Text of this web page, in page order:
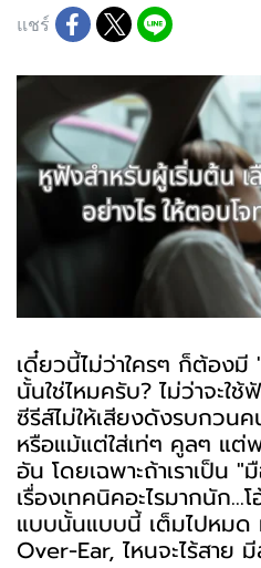
แชร์
เดี๋ยวนี้ไม่ว่าใครๆ ก็ต้อง
นั้นใช่ไหมครับ? ไม่ว่าจะใ
ซีรีส์ไม่ให้เสียงดังรบกวน
หรือแม้แต่ใส่เท่ๆ คูลๆ แต่
อัน โดยเฉพาะถ้าเราเป็น
เรื่องเทคนิคอะไรมากนัก...
แบบนั้นแบบนี้ เต็มไปหมด
Over-Ear, ไหนจะไร้สาย